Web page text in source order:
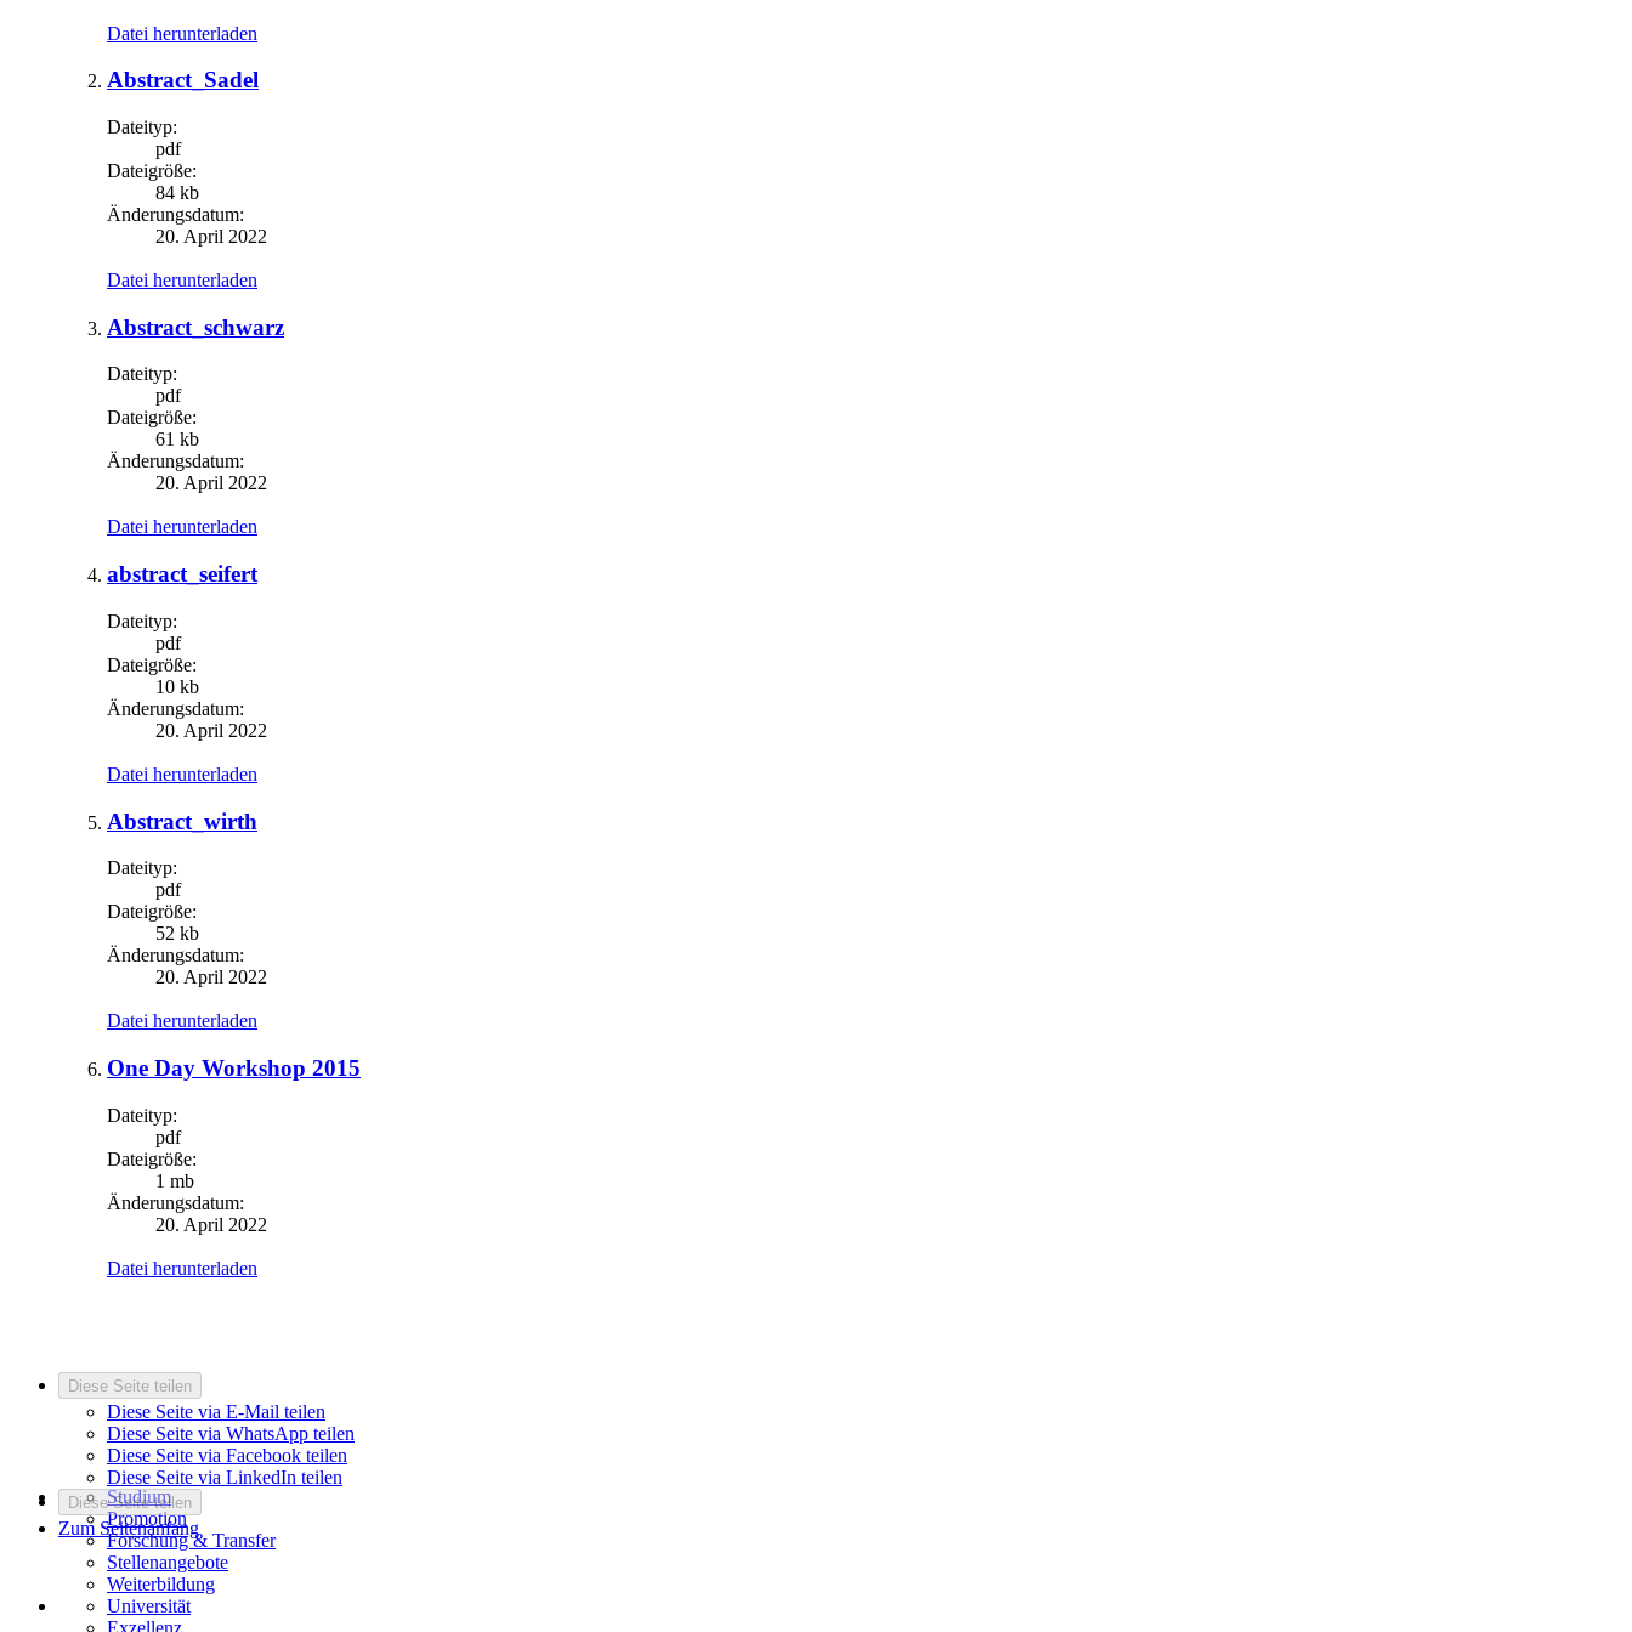
Datei herunterladen
Abstract_Sadel
Dateityp:
pdf
Dateigröße:
84 kb
Änderungsdatum:
20. April 2022
Datei herunterladen
Abstract_schwarz
Dateityp:
pdf
Dateigröße:
61 kb
Änderungsdatum:
20. April 2022
Datei herunterladen
abstract_seifert
Dateityp:
pdf
Dateigröße:
10 kb
Änderungsdatum:
20. April 2022
Datei herunterladen
Abstract_wirth
Dateityp:
pdf
Dateigröße:
52 kb
Änderungsdatum:
20. April 2022
Datei herunterladen
One Day Workshop 2015
Dateityp:
pdf
Dateigröße:
1 mb
Änderungsdatum:
20. April 2022
Datei herunterladen
Diese Seite teilen
Diese Seite via E-Mail teilen
Diese Seite via WhatsApp teilen
Diese Seite via Facebook teilen
Diese Seite via LinkedIn teilen
Diese Seite teilen
Zum Seitenanfang
Studium
Promotion
Forschung & Transfer
Stellenangebote
Weiterbildung
Universität
Exzellenz